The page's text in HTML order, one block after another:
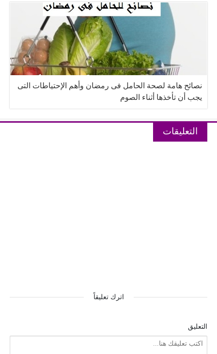
نصائح هامة لصحة الحامل فى رمضان وأهم الإحتياطات التى
يجب أن تأخذها أثناء الصوم
التعليقات
اترك تعليقاً
التعليق